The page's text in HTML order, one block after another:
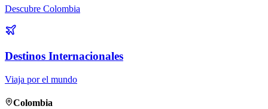
Descubre Colombia
Destinos Internacionales
Viaja por el mundo
Colombia